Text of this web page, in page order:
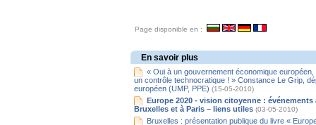
Page disponible en :
En savoir plus
« Oui à un gouvernement économique européen,
un contrôle technocratique ! » Constance Le Grip,
européen (UMP, PPE) (15-05-2010)
Europe 2020 - vision citoyenne : événements
Bruxelles et à Paris – liens utiles (03-05-2010)
Bruxelles : présentation publique du livre «